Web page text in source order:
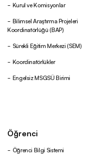
Kurul ve Komisyonlar
Bilimsel Araştırma Projeleri
Koordinatörlüğü (BAP)
Sürekli Eğitim Merkezi (SEM)
Koordinatörlükler
Engelsiz MSGSÜ Birimi
Öğrenci
Öğrenci Bilgi Sistemi